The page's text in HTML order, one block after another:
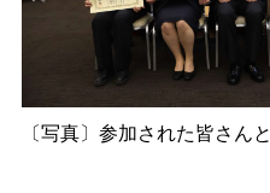
〔写真〕参加された皆さんと